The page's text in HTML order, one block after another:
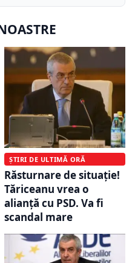
ȘTIRI DE ULTIMĂ ORĂ
Răsturnare de situație!
Tăriceanu vrea o
alianță cu PSD. Va fi
scandal mare